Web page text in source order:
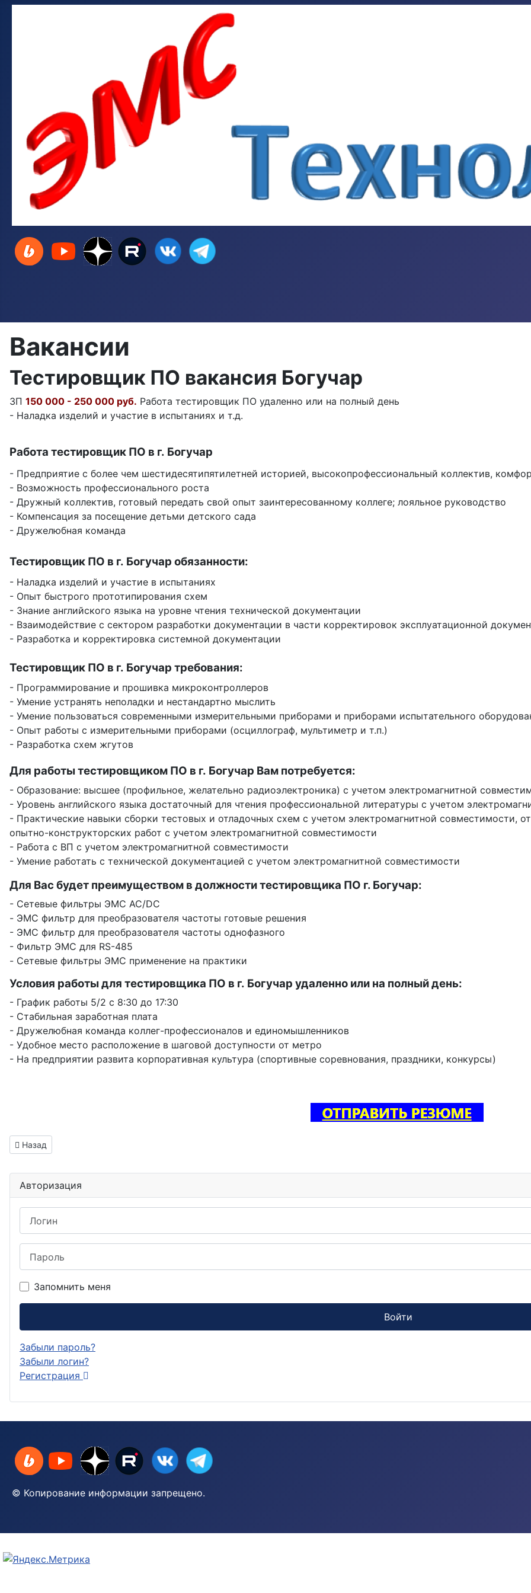
Вакансии
Тестировщик ПО вакансия Богучар
ЗП 150 000 - 250 000 руб. Работа тестировщик ПО удаленно или на полный день
- Наладка изделий и участие в испытаниях и т.д.
Работа тестировщик ПО в г. Богучар
- Предприятие с более чем шестидесятипятилетней историей, высокопрофессиональный коллектив,
- Возможность профессионального роста
- Дружный коллектив, готовый передать свой опыт заинтересованному коллеге; лояльное руководство
- Компенсация за посещение детьми детского сада
- Дружелюбная команда
Тестировщик ПО в г. Богучар обязанности:
- Наладка изделий и участие в испытаниях
- Опыт быстрого прототипирования схем
- Знание английского языка на уровне чтения технической документации
- Взаимодействие с сектором разработки документации в части корректировок эксплуатационной
- Разработка и корректировка системной документации
Тестировщик ПО в г. Богучар требования:
- Программирование и прошивка микроконтроллеров
- Умение устранять неполадки и нестандартно мыслить
- Умение пользоваться современными измерительными приборами и приборами испытательного
- Опыт работы с измерительными приборами (осциллограф, мультиметр и т.п.)
- Разработка схем жгутов
Для работы тестировщиком ПО в г. Богучар Вам потребуется:
- Образование: высшее (профильное, желательно радиоэлектроника) с учетом электромагнитной
- Уровень английского языка достаточный для чтения профессиональной литературы с учетом
- Практические навыки сборки тестовых и отладочных схем с учетом электромагнитной совместимости,
опытно-конструкторских работ с учетом электромагнитной совместимости
- Работа с ВП с учетом электромагнитной совместимости
- Умение работать с технической документацией с учетом электромагнитной совместимости
Для Вас будет преимуществом в должности тестировщика ПО г. Богучар:
- Сетевые фильтры ЭМС AC/DC
- ЭМС фильтр для преобразователя частоты готовые решения
- ЭМС фильтр для преобразователя частоты однофазного
- Фильтр ЭМС для RS-485
- Сетевые фильтры ЭМС применение на практики
Условия работы для тестировщика ПО в г. Богучар удаленно или на полный день:
- График работы 5/2 с 8:30 до 17:30
- Стабильная заработная плата
- Дружелюбная команда коллег-профессионалов и единомышленников
- Удобное место расположение в шаговой доступности от метро
- На предприятии развита корпоративная культура (спортивные соревнования, праздники, конкурсы)
Предыдущий: Инженер электроник вакансия Грязи
Назад
Авторизация
Запомнить меня
Войти
Забыли пароль?
Забыли логин?
Регистрация
© Копирование информации запрещено.